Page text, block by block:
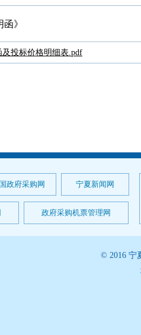
》
投标价格明细表.pdf
政府采购网 宁夏新闻网
政府采购机票管理网
© 2016 宁